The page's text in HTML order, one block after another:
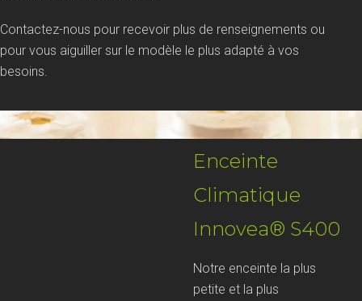
Contactez-nous pour recevoir plus de renseignements ou
pour vous aiguiller sur le modèle le plus adapté à vos
besoins.
Enceinte
Climatique
Innovea® S400
Notre enceinte la plus
petite et la plus